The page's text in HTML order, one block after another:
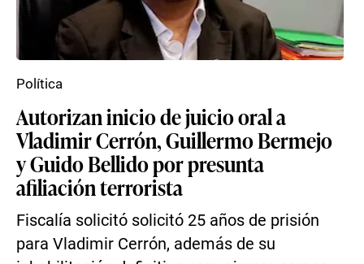
Autorizan inicio de juicio oral a
Vladimir Cerrón, Guillermo Bermejo
y Guido Bellido por presunta
afiliación terrorista
Fiscalía solicitó solicitó 25 años de prisión
para Vladimir Cerrón, además de su
Política